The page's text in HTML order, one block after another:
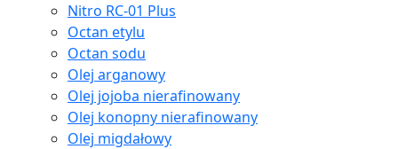
Nitro RC-01 Plus
Octan etylu
Octan sodu
Olej arganowy
Olej jojoba nierafinowany
Olej konopny nierafinowany
Olej migdałowy